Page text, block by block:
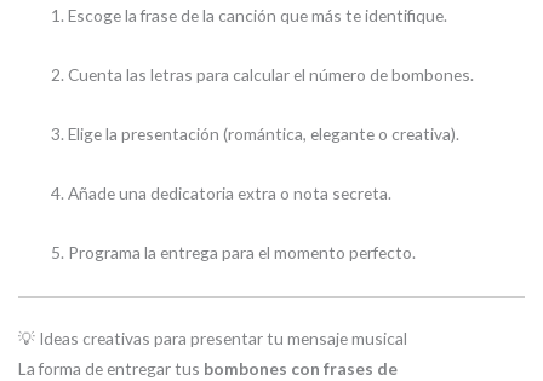
Escoge la frase de la canción que más te identifique.
Cuenta las letras para calcular el número de bombones.
Elige la presentación (romántica, elegante o creativa).
Añade una dedicatoria extra o nota secreta.
Programa la entrega para el momento perfecto.
💡 Ideas creativas para presentar tu mensaje musical
La forma de entregar tus bombones con frases de